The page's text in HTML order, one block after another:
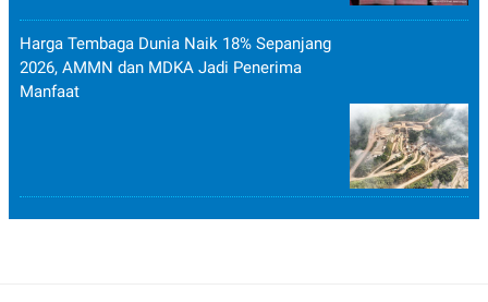
Harga Tembaga Dunia Naik 18% Sepanjang
2026, AMMN dan MDKA Jadi Penerima
Manfaat